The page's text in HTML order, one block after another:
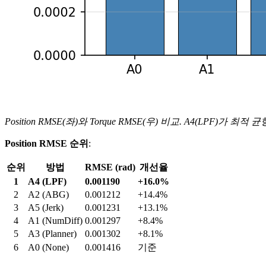
Position RMSE(좌)와 Torque RMSE(우) 비교. A4(LPF)가 최적 균
Position RMSE 순위 :
순위 방법 RMSE (rad) 개선율
1
A4 (LPF) 0.001190
+16.0%
2
A2 (ABG) 0.001212
+14.4%
3
A5 (Jerk) 0.001231
+13.1%
4
A1 (NumDiff) 0.001297
+8.4%
5
A3 (Planner) 0.001302
+8.1%
6
A0 (None) 0.001416 기준